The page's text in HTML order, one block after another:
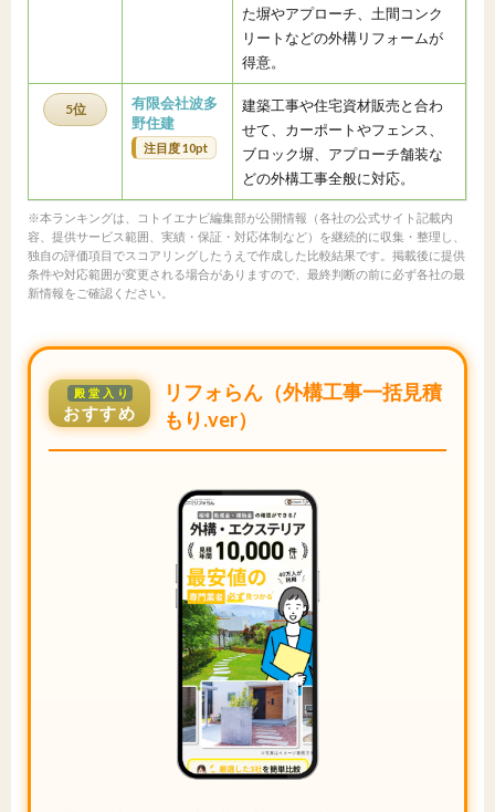
た塀やアプローチ、土間コンク
リートなどの外構リフォームが
得意。
5位
有限会社波多
野住建
注目度 10pt
建築工事や住宅資材販売と合わ
せて、カーポートやフェンス、
ブロック塀、アプローチ舗装な
どの外構工事全般に対応。
※本ランキングは、コトイエナビ編集部が公開情報（各社の公式サイト記載内
容、提供サービス範囲、実績・保証・対応体制など）を継続的に収集・整理し、
独自の評価項目でスコアリングしたうえで作成した比較結果です。掲載後に提供
条件や対応範囲が変更される場合がありますので、最終判断の前に必ず各社の最
新情報をご確認ください。
殿堂入り
おすすめ
リフォらん（外構工事一括見積
もり.ver）